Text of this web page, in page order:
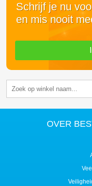
Schrijf je nu
en mis nooit
OVER